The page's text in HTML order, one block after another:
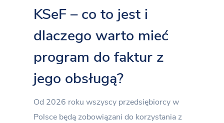
KSeF – co to jest i
dlaczego warto mieć
program do faktur z
jego obsługą?
Od 2026 roku wszyscy przedsiębiorcy w
Polsce będą zobowiązani do korzystania z